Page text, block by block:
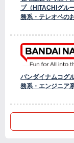
プ（HITACHIグル
務系・テレオペの
バンダイナムコグ
務系・エンジニア